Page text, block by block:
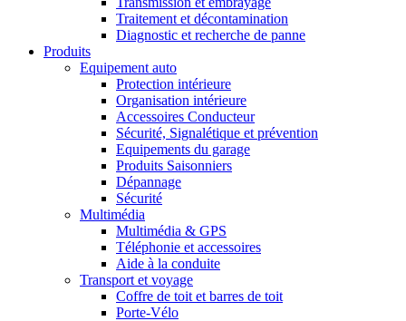
Traitement et décontamination
Diagnostic et recherche de panne
Produits
Equipement auto
Protection intérieure
Organisation intérieure
Accessoires Conducteur
Sécurité, Signalétique et prévention
Equipements du garage
Produits Saisonniers
Dépannage
Sécurité
Multimédia
Multimédia & GPS
Téléphonie et accessoires
Aide à la conduite
Transport et voyage
Coffre de toit et barres de toit
Porte-Vélo